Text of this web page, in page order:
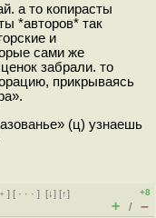
а то копирасты
*авторов* так
и
сами же
забрали. то
прикрываясь
(ц) узнаешь
] [ · · ·][↓] [↑]
+8
+ / –